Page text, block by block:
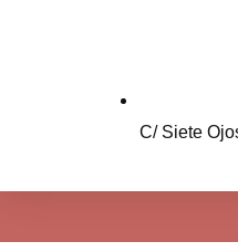
C/ Siete